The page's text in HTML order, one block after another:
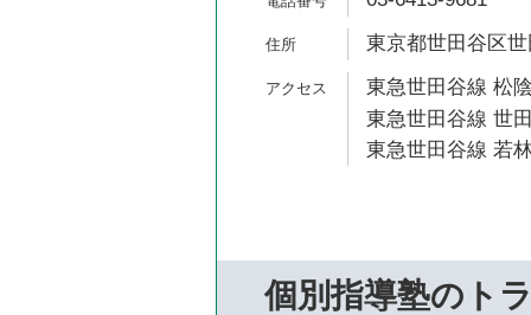
東京都世田谷区
東急世田谷線 松
東急世田谷線 世
東急世田谷線 若
個別指導塾のト